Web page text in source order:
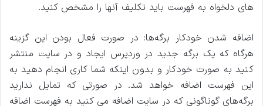
‌های دلخواه به فهرست باید تکلیف آنها را مشخص کنید.
اضافه شدن خودکار برگه‌ها: در صورت فعال بودن این گزینه
هرگاه که یک برگه جدید در وردپرس ایجاد و در سایت منتشر
کنید به صورت خودکار و بدون اینکه شما کاری انجام دهید به
این فهرست اضافه خواهد شد. در صورتی که تمایل ندارید
برگه‌های گوناگونی که در سایت اضافه می کنید به فهرست اضافه